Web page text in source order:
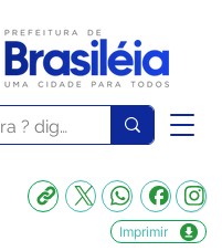
Imprimir